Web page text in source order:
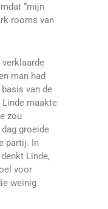
“mijn
rooms van
man had
van de
maakte
zou
groeide
partij. In
Linde,
voor
weinig